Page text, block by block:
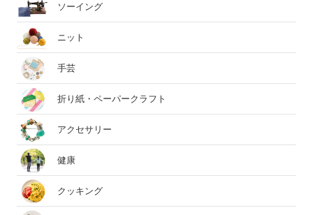
ソーイング
ニット
手芸
折り紙・ペーパークラフト
アクセサリー
健康
クッキング